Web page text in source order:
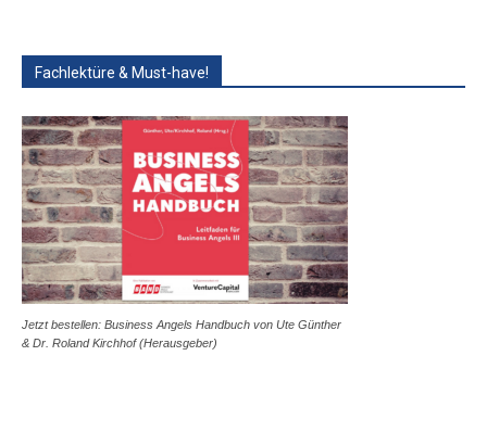
Fachlektüre & Must-have!
Jetzt bestellen: Business Angels Handbuch von Ute Günther
& Dr. Roland Kirchhof (Herausgeber)